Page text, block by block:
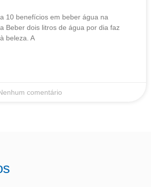
10 benefícios em beber água na
Beber dois litros de água por dia faz
beleza. A
comentário